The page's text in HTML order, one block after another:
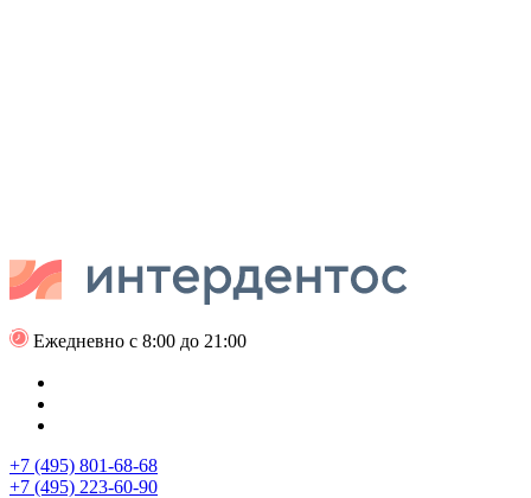
Ежедневно с 8:00 до 21:00
+7 (495) 801-68-68
+7 (495) 223-60-90